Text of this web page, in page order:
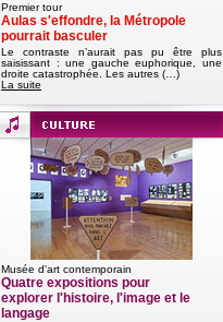
Premier tour
Aulas s'effondre, la Métropole
pourrait basculer
Le contraste n’aurait pas pu être plus
saisissant : une gauche euphorique, une
droite catastrophée. Les autres (…)
La suite
Musée d'art contemporain
Quatre expositions pour
explorer l'histoire, l'image et le
langage